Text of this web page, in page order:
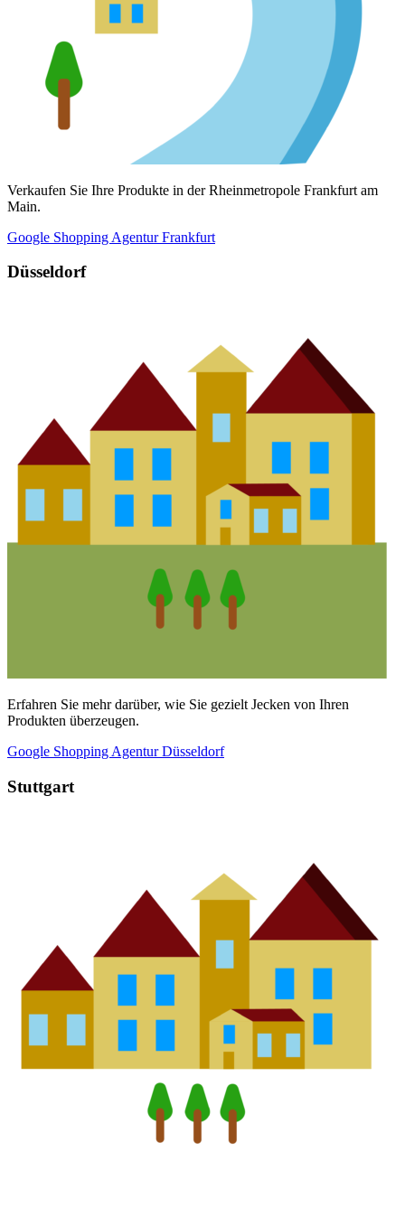
Verkaufen Sie Ihre Produkte in der Rheinmetropole Frankfurt am
Main.
Google Shopping Agentur Frankfurt
Düsseldorf
Erfahren Sie mehr darüber, wie Sie gezielt Jecken von Ihren
Produkten überzeugen.
Google Shopping Agentur Düsseldorf
Stuttgart